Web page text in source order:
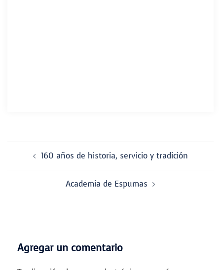
Navegador
entradas
160 años de historia, servicio y tradición
Academia de Espumas
Agregar un comentario